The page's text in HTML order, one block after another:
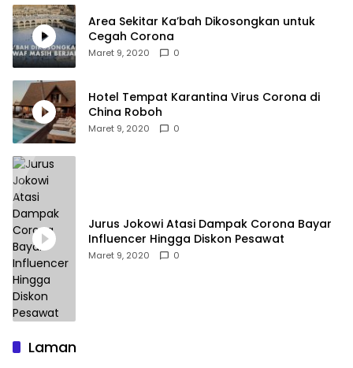
Area Sekitar Ka’bah Dikosongkan untuk
Cegah Corona
Maret 9, 2020 0
Hotel Tempat Karantina Virus Corona di
China Roboh
Maret 9, 2020 0
Jurus Jokowi Atasi Dampak Corona Bayar
Influencer Hingga Diskon Pesawat
Maret 9, 2020 0
Laman